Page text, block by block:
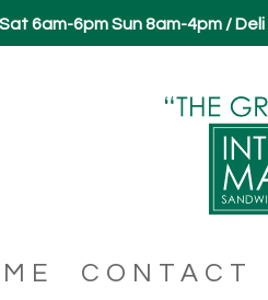
6am-6pm Sun 8am-4pm /
CONTACT